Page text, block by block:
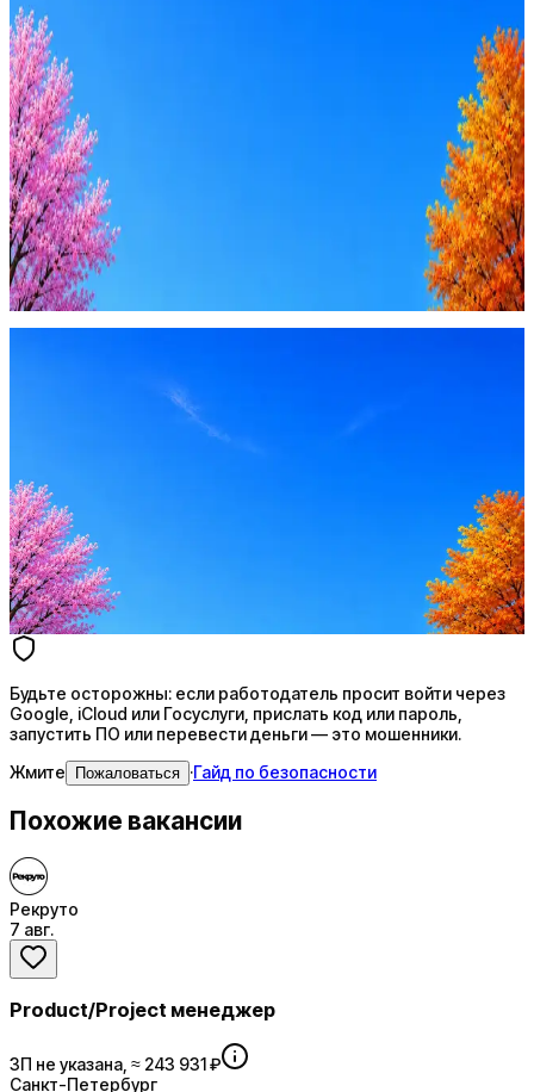
Будьте осторожны: если работодатель просит войти через
Google, iCloud или Госуслуги, прислать код или пароль,
запустить ПО или перевести деньги — это мошенники.
Жмите Пожаловаться
Стратегия поиска с AI: рынки, позиции, вилка, каналы
Будьте осторожны: если работодатель просит войти через
Google, iCloud или Госуслуги, прислать код или пароль,
запустить ПО или перевести деньги — это мошенники.
Жмите
Пожаловаться ·Гайд по безопасности
Похожие вакансии
Рекруто
7 авг.
Product/Project менеджер
ЗП не указана, ≈ 243 931 ₽
Санкт-Петербург